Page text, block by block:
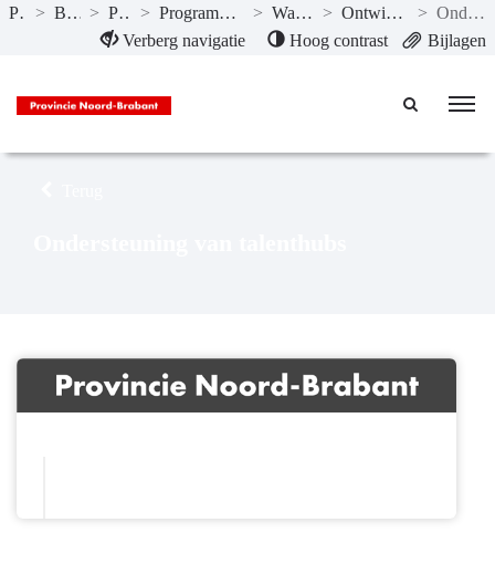
Naar hoofdinhoud
Publicaties > Begroting 2022 > Programma’s > Programma 10 Vrijetijd, Cultuur, Sport en Erfgoed > Wat willen we bereiken? > Ontwikkelen van toptalenten in Brabant >
Ondersteuning van talenthubs
Verberg navigatie
Hoog contrast Bijlagen